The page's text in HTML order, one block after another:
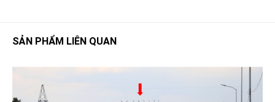
SẢN PHẨM LIÊN QUAN